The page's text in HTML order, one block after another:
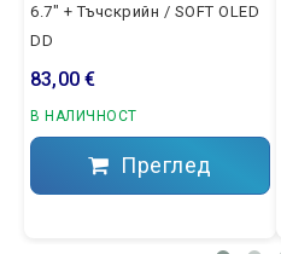
6.7" + Тъчскрийн / SOFT OLED
DD
83,00 €
В НАЛИЧНОСТ
Преглед